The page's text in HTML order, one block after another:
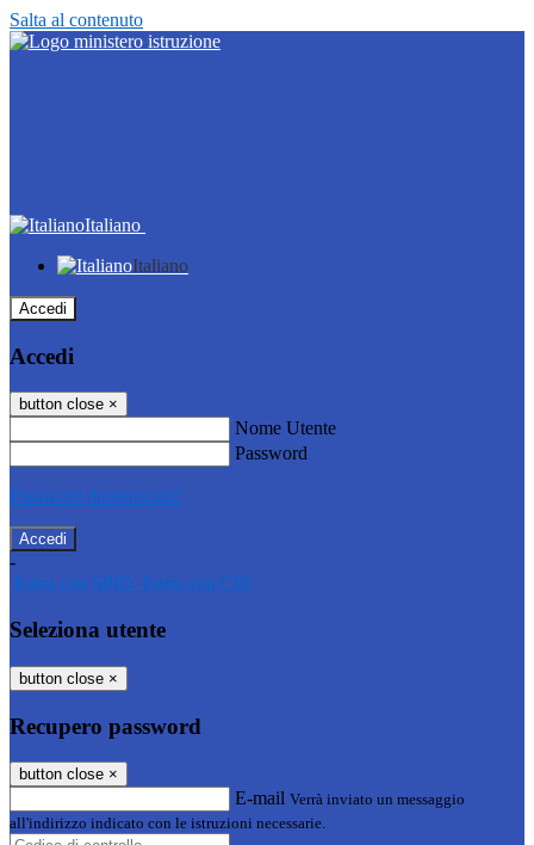
Salta al contenuto
Italiano
Italiano
Accedi
Accedi
button close ×
Nome Utente
Password
Password dimenticata?
-
Entra con SPID Entra con CIE
Seleziona utente
button close ×
Recupero password
button close ×
E-mail Verrà inviato un messaggio
all'indirizzo indicato con le istruzioni necessarie.